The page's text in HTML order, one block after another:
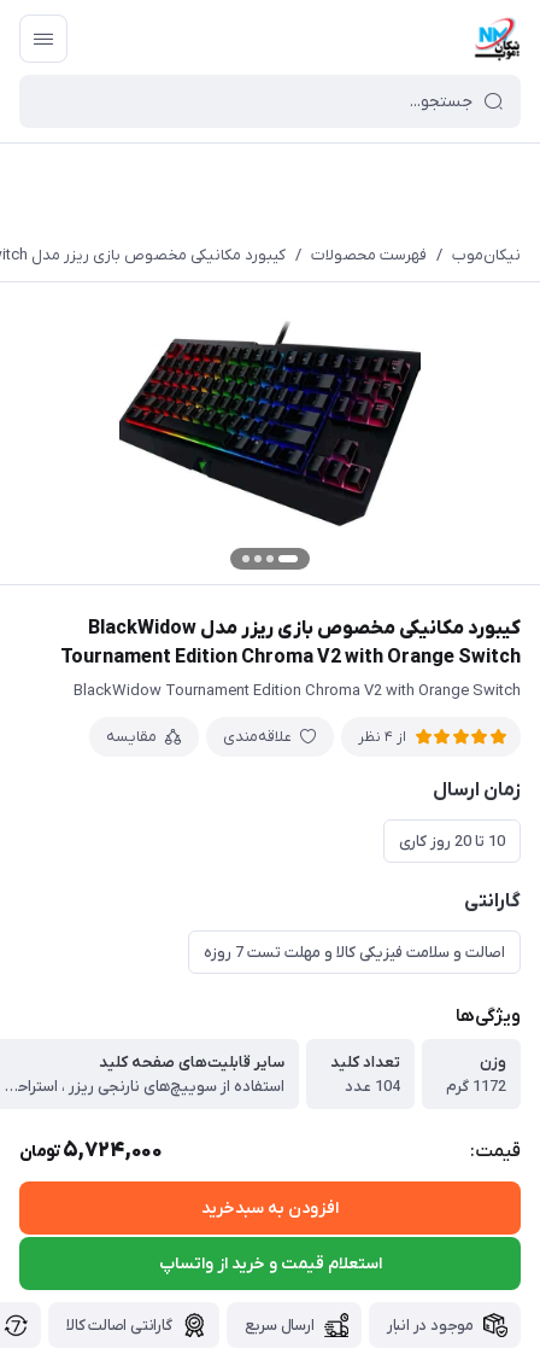
نیکان‌موب / فهرست محصولات / کیبورد مکانیکی مخصوص بازی ریزر مدل BlackWidow Tournament Edition Chroma V2 with Orange Switch
کیبورد مکانیکی مخصوص بازی ریزر مدل BlackWidow
Tournament Edition Chroma V2 with Orange Switch
BlackWidow Tournament Edition Chroma V2 with Orange Switch
از 4 نظر علاقه‌مندی مقایسه
زمان ارسال
10 تا 20 روز کاری
گارانتی
اصالت و سلامت فیزیکی کالا و مهلت تست 7 روزه
ویژگی‌ها
وزن
1172 گرم
تعداد کلید
104 عدد
سایر قابلیت‌های صفحه کلید
استفاده از سوییچ‌های نارنجی ریزر ، استراحتگاه دست قابل جداشدن ، قابلیت ذخیره کلیدهای ماکرو (Macro) ، دارای کابل USB قابل جداشدن
قیمت: 5,724,000تومان
افزودن به سبدخرید
استعلام قیمت و خرید از واتساپ
موجود در انبار ارسال سریع گارانتی اصالت کالا